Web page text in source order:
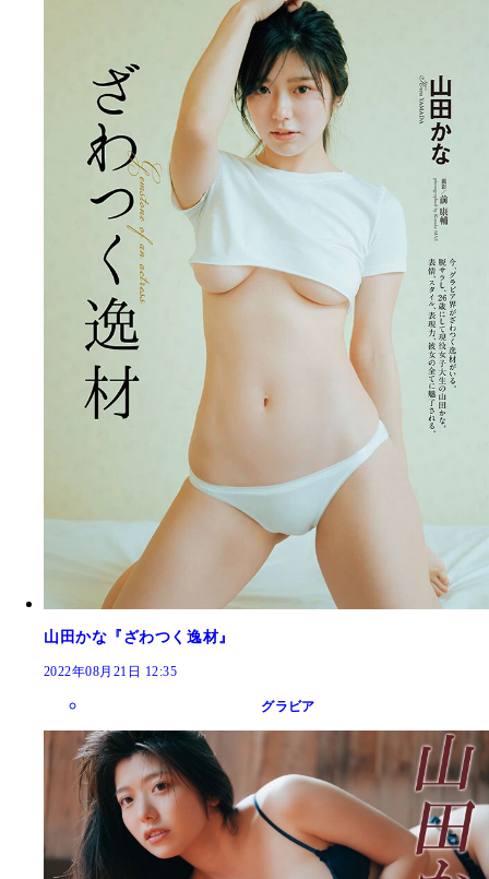
山田かな『ざわつく逸材』
2022年08月21日 12:35
グラビア